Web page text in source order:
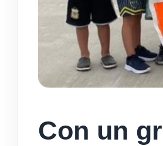
Con un